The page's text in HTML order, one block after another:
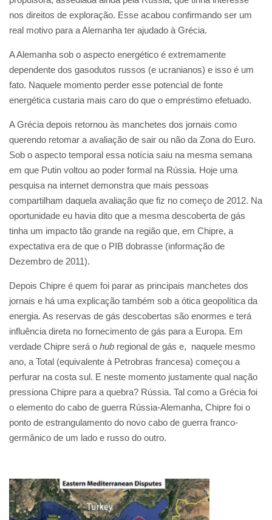
nos direitos de exploração. Esse acabou confirmando ser um
real motivo para a Alemanha ter ajudado à Grécia.
A Alemanha sob o aspecto energético é extremamente
dependente dos gasodutos russos (e ucranianos) e isso é um
fato. Naquele momento perder esse potencial de fonte
energética custaria mais caro do que o empréstimo efetuado.
A Grécia depois retornou às manchetes dos jornais como
querendo retomar a avaliação de sair ou não da Zona do Euro.
Sob o aspecto temporal essa notícia saiu na mesma semana
em que Putin voltou ao poder formal na Rússia. Hoje uma
pesquisa na internet demonstra que mais pessoas
compartilham daquela avaliação que fiz no começo de 2012. Na
oportunidade eu havia dito que a mesma descoberta de gás
tinha um impacto tão grande na região que, em Chipre, a
expectativa era de que o PIB dobrasse (informação de
Dezembro de 2011).
Depois Chipre é quem foi parar as principais manchetes dos
jornais e há uma explicação também sob a ótica geopolítica da
energia. As reservas de gás descobertas são enormes e terá
influência direta no fornecimento de gás para a Europa. Em
verdade Chipre será o hub regional de gás e, naquele mesmo
ano, a Total (equivalente à Petrobras francesa) começou a
perfurar na costa sul. E neste momento justamente qual nação
pressiona Chipre para a quebra? Rússia. Tal como a Grécia foi
o elemento do cabo de guerra Rússia-Alemanha, Chipre foi o
ponto de estrangulamento do novo cabo de guerra franco-
germânico de um lado e russo do outro.